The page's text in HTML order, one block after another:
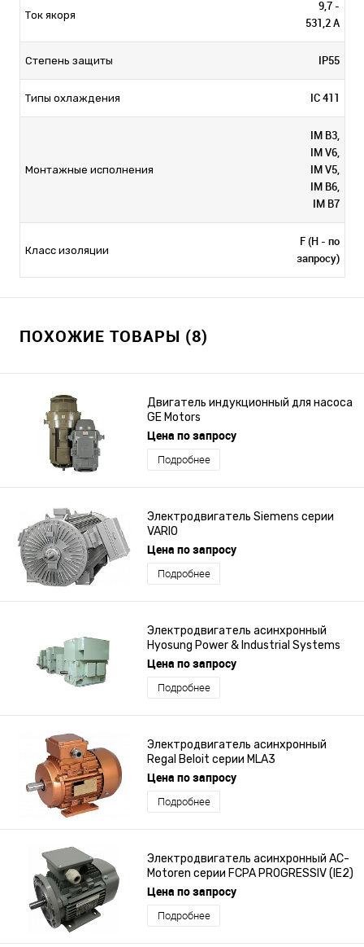
Ток якоря
9,7 -
531,2 А
Степень защиты IP55
Типы охлаждения IC 411
Монтажные исполнения
IM B3,
IM V6,
IM V5,
IM B6,
IM B7
Класс изоляции
F (H - по
запросу)
ПОХОЖИЕ ТОВАРЫ (8)
Двигатель индукционный для насоса
GE Motors
Цена по запросу
Подробнее
Электродвигатель Siemens серии
VARIO
Цена по запросу
Подробнее
Электродвигатель асинхронный
Hyosung Power & Industrial Systems
PG - Industrial
Цена по запросу
Подробнее
Электродвигатель асинхронный
Regal Beloit серии MLA3
Цена по запросу
Подробнее
Электродвигатель асинхронный AC-
Motoren серии FCPA PROGRESSIV (IE2)
Цена по запросу
Подробнее